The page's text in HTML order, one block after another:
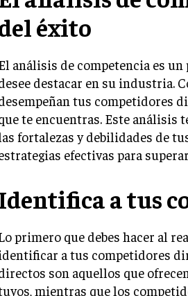
éxito
análisis de competencia es
destacar en su industria.
tus competidores
te encuentras. Este análisis
fortalezas y debilidades de
efectivas para
a tus
primero que debes hacer al
a tus competidores
son aquellos que
mientras que los